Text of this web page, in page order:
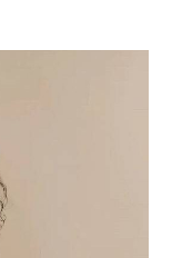
est :